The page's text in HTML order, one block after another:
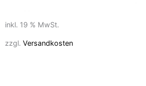
inkl. 19 % MwSt.
zzgl. Versandkosten